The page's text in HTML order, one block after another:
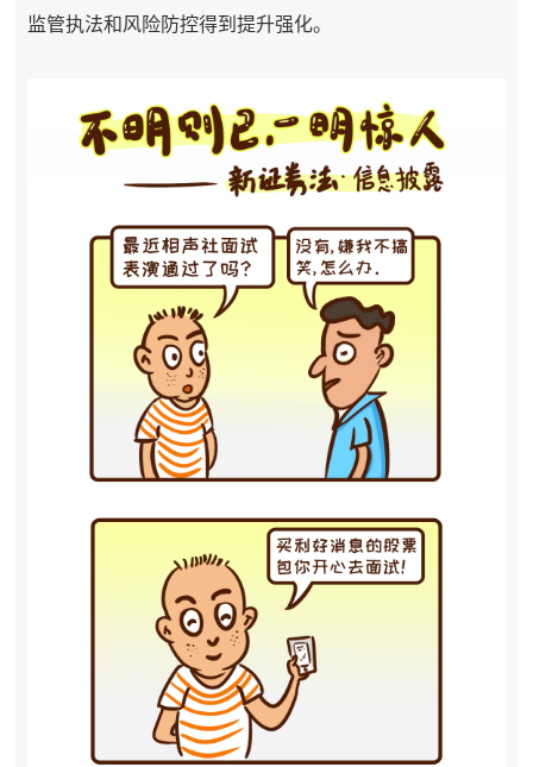
监管执法和风险防控得到提升强化。